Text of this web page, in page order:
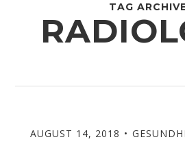
TAG
AUGUST 14, 2018